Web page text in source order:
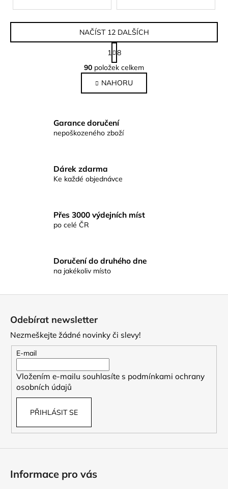
O
v
l
á
a
c
v
v
ý
u
NAČÍST 12 DALŠÍCH
S
t
r
á
n
k
á
n
1
8
90 položek celkem
NAHORU
Garance doručení
nepoškozeného zboží
Dárek zdarma
Ke každé objednávce
Přes 3000 výdejních míst
po celé ČR
Doručení do druhého dne
na jakékoliv místo
Odebírat newsletter
Nezmeškejte žádné novinky či slevy!
E-mail
Vložením e-mailu souhlasíte s podmínkami ochrany
osobních údajů
PŘIHLÁSIT SE
Informace pro vás